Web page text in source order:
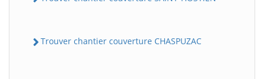
Trouver chantier couverture CHASPUZAC